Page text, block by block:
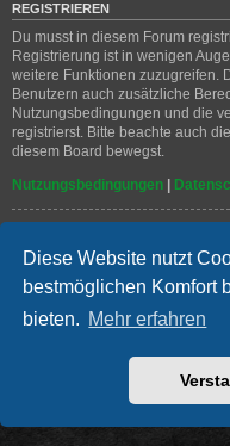
Diese Website nutzt
bestmöglichen Komfort
bieten. Mehr erfahren
REGISTRIEREN
Du musst in diesem Forum
Registrierung ist in wenigen
weitere Funktionen zuzugreifen.
Benutzern auch zusätzliche
Nutzungsbedingungen und die
registrierst. Bitte beachte auch
diesem Board bewegst.
Nutzungsbedingungen |
Foren-Übersicht
Powered byphpBB